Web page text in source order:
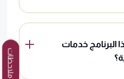
خدمات
ملاحظات